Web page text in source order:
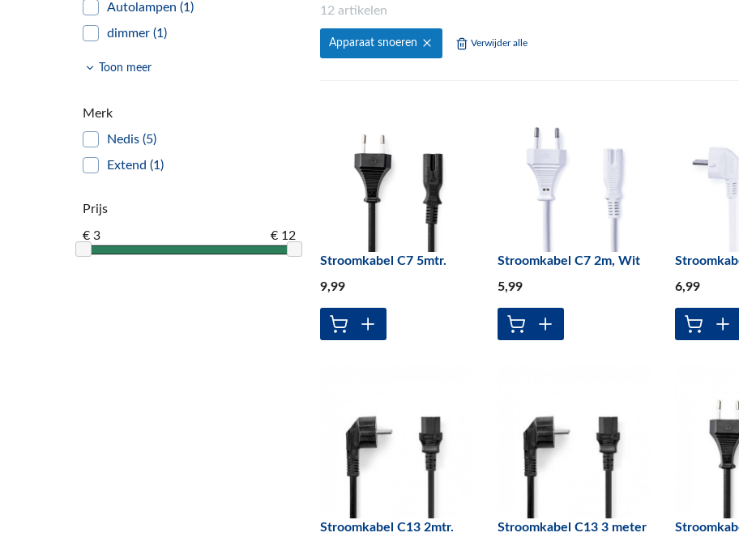
Autolampen (1)
dimmer (1)
schakelaars
Fittingen en Lamphouders
zekeringen
Zaklampen
Toon meer
Merk
Nedis (5)
Extend (1)
Prijs
€ 3 € 12
12 artikelen
Apparaat snoeren Verwijder alle
Stroomkabel C7 5mtr.
9,99
Stroomkabel C7 2m, Wit
5,99
6,99
Stroomkabel C13 2mtr. Stroomkabel C13 3 meter